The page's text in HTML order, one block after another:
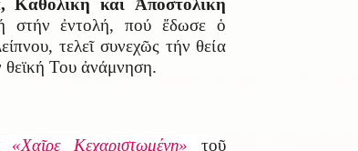
καί Ἀποστολική
στήν ἐντολή, πού ἔδωσε ὁ
τελεῖ συνεχῶς τήν θεία
θεϊκή Του ἀνάμνηση.
«Χαῖρε Κεχαριστωμένη» τοῦ